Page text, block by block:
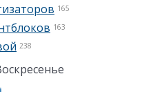
165
163
238